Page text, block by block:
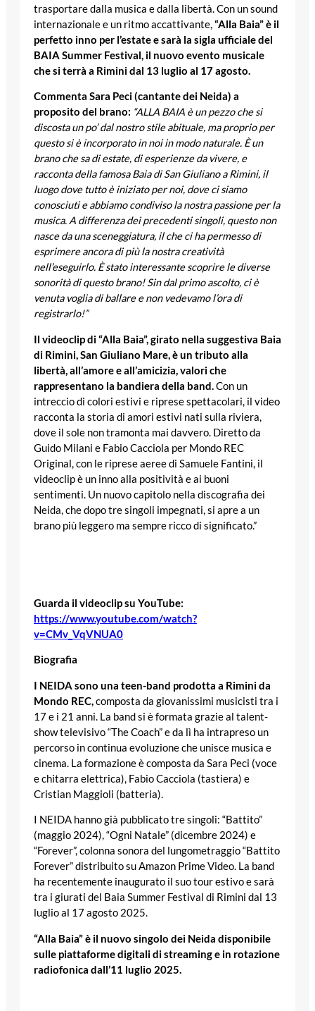
trasportare dalla musica e dalla libertà. Con un sound
internazionale e un ritmo accattivante,“Alla Baia” è il
perfetto inno per l’estate e sarà la sigla ufficiale del
BAIA Summer Festival, il nuovo evento musicale
che si terrà a Rimini dal 13 luglio al 17 agosto.
Commenta Sara Peci (cantante dei Neida) a
proposito del brano: “ALLA BAIA è un pezzo che si
discosta un po’ dal nostro stile abituale, ma proprio per
questo si è incorporato in noi in modo naturale. È un
brano che sa di estate, di esperienze da vivere, e
racconta della famosa Baia di San Giuliano a Rimini, il
luogo dove tutto è iniziato per noi, dove ci siamo
conosciuti e abbiamo condiviso la nostra passione per la
musica. A differenza dei precedenti singoli, questo non
nasce da una sceneggiatura, il che ci ha permesso di
esprimere ancora di più la nostra creatività
nell’eseguirlo. È stato interessante scoprire le diverse
sonorità di questo brano! Sin dal primo ascolto, ci è
venuta voglia di ballare e non vedevamo l’ora di
registrarlo!”
Il videoclip di “Alla Baia”, girato nella suggestiva Baia
di Rimini, San Giuliano Mare, è un tributo alla
libertà, all’amore e all’amicizia, valori che
rappresentano la bandiera della band.Con un
intreccio di colori estivi e riprese spettacolari, il video
racconta la storia di amori estivi nati sulla riviera,
dove il sole non tramonta mai davvero. Diretto da
Guido Milani e Fabio Cacciola per Mondo REC
Original, con le riprese aeree di Samuele Fantini, il
videoclip è un inno alla positività e ai buoni
sentimenti. Un nuovo capitolo nella discografia dei
Neida, che dopo tre singoli impegnati, si apre a un
brano più leggero ma sempre ricco di significato.”
Guarda il videoclip su YouTube:
https://www.youtube.com/watch?
v=CMv_VqVNUA0
Biografia
I NEIDA sono una teen-band prodotta a Rimini da
Mondo REC,composta da giovanissimi musicisti tra i
17 e i 21 anni. La band si è formata grazie al talent-
show televisivo “The Coach” e da lì ha intrapreso un
percorso in continua evoluzione che unisce musica e
cinema. La formazione è composta da Sara Peci (voce
e chitarra elettrica), Fabio Cacciola (tastiera) e
Cristian Maggioli (batteria).
I NEIDA hanno già pubblicato tre singoli: “Battito”
(maggio 2024), “Ogni Natale” (dicembre 2024) e
“Forever”, colonna sonora del lungometraggio “Battito
Forever” distribuito su Amazon Prime Video. La band
ha recentemente inaugurato il suo tour estivo e sarà
tra i giurati del Baia Summer Festival di Rimini dal 13
luglio al 17 agosto 2025.
“Alla Baia” è il nuovo singolo dei Neida disponibile
sulle piattaforme digitali di streaming e in rotazione
radiofonica dall’11 luglio 2025.